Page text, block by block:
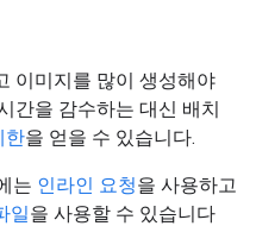
이미지를 많이 생성해야
간을 감수하는 대신 배치
한을 얻을 수 있습니다.
는 인라인 요청을 사용하고
일을 사용할 수 있습니다